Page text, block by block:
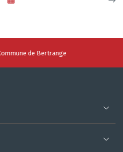
de Bertrange